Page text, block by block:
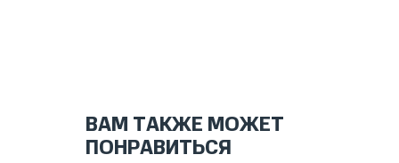
ВАМ ТАКЖЕ МОЖЕТ
ПОНРАВИТЬСЯ